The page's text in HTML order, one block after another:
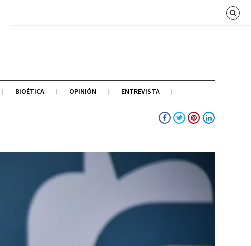
BIOÉTICA OPINIÓN ENTREVISTA